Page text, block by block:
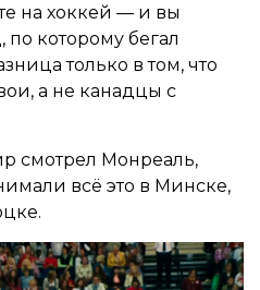
на хоккей — и вы
которому бегал
только в том, что
а не канадцы с
смотрел Монреаль,
всё это в Минске,